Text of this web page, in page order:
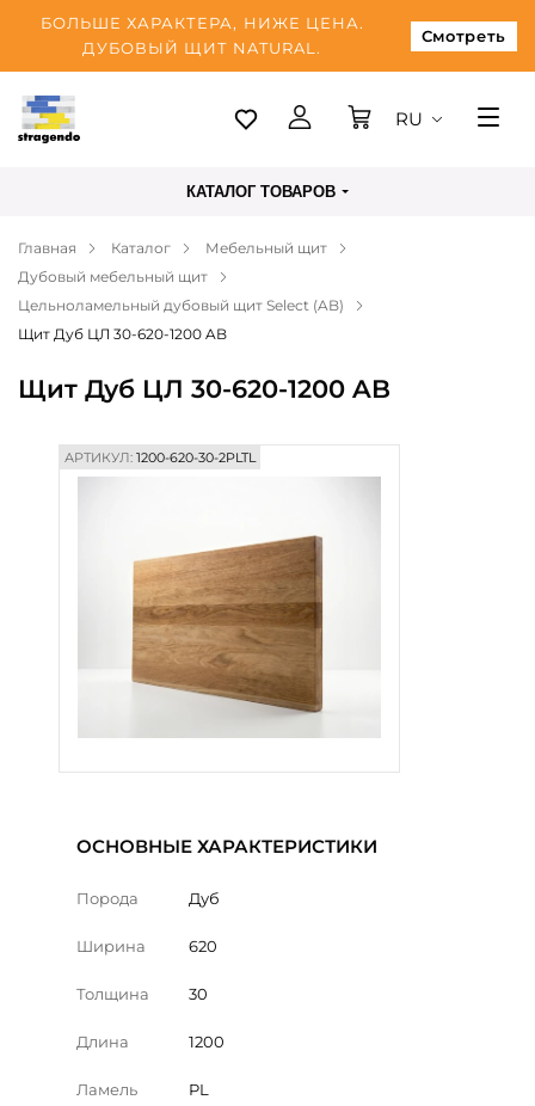
БОЛЬШЕ ХАРАКТЕРА, НИЖЕ ЦЕНА.
ДУБОВЫЙ ЩИТ NATURAL.
Смотреть
Таллинн
Оплата
О нас
Блог
Контакты
RU
КАТАЛОГ ТОВАРОВ
Главная Каталог
Мебельный щит
Дубовый мебельный щит
Цельноламельный дубовый щит Select (AB)
Щит Дуб ЦЛ 30-620-1200 AB
Щит Дуб ЦЛ 30-620-1200 AB
АРТИКУЛ:1200-620-30-2PLTL
ОСНОВНЫЕ ХАРАКТЕРИСТИКИ
Порода Дуб
Ширина 620
Толщина 30
Длина 1200
Ламель PL